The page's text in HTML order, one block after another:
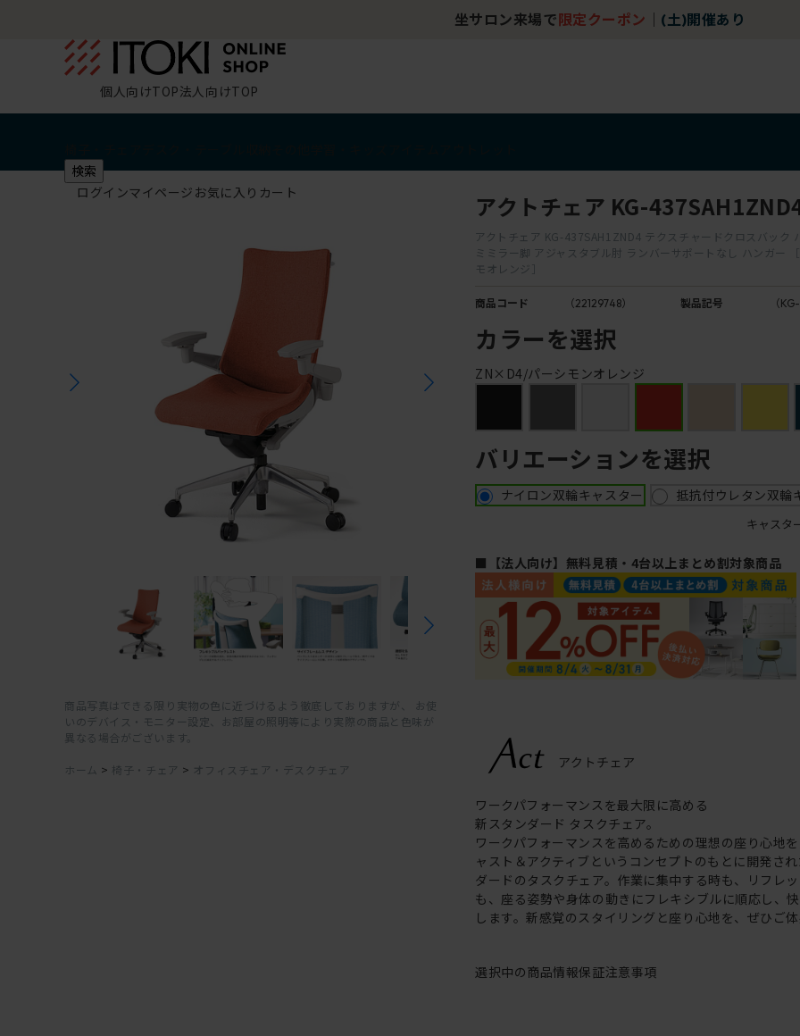
坐サロン来場で 限定クーポン (土)開催あり
個人向けTOP法人向けTOP
検索
ログインマイページ お気に入り カート
商品写真はできる限り実物の色に近づけるよう徹底しておりますが、 お使
いのデバイス・モニター設定、お部屋の照明等により実際の商品と色味が
異なる場合がございます。
ホーム > 椅子・チェア > オフィスチェア・デスクチェア
アクトチェア KG-
アクトチェア KG-437SAH1ZND4 テクスチャードクロスバック
ミミラー脚 アジャスタブル肘 ランバーサポートなし ハンガー
モオレンジ］
商品コード （22129748） 製品記号 （
カラーを選択
ZN×D4/パーシモンオレンジ
バリエーションを選択
ナイロン双輪キャスター 抵抗付ウレタン双輪
キャスタ
■【法人向け】無料見積・4台以上まとめ割対象商品
ワークパフォーマンスを最大限に高める
新スタンダード タスクチェア。
ワークパフォーマンスを高めるための理想の座り心地
ャスト＆アクティブというコンセプトのもとに開発さ
ダードのタスクチェア。作業に集中する時も、リフレ
も、座る姿勢や身体の動きにフレキシブルに順応し、
します。新感覚のスタイリングと座り心地を、ぜひご体
選択中の商品情報保証注意事項